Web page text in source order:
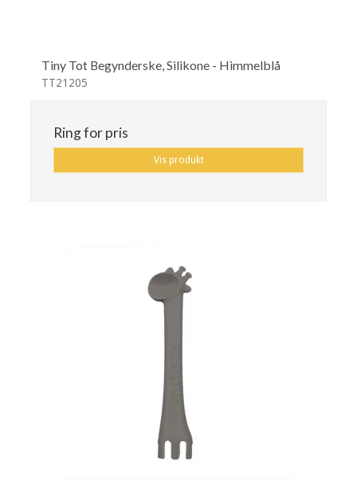
Tiny Tot Begynderske, Silikone - Himmelblå
TT21205
Ring for pris
Vis produkt